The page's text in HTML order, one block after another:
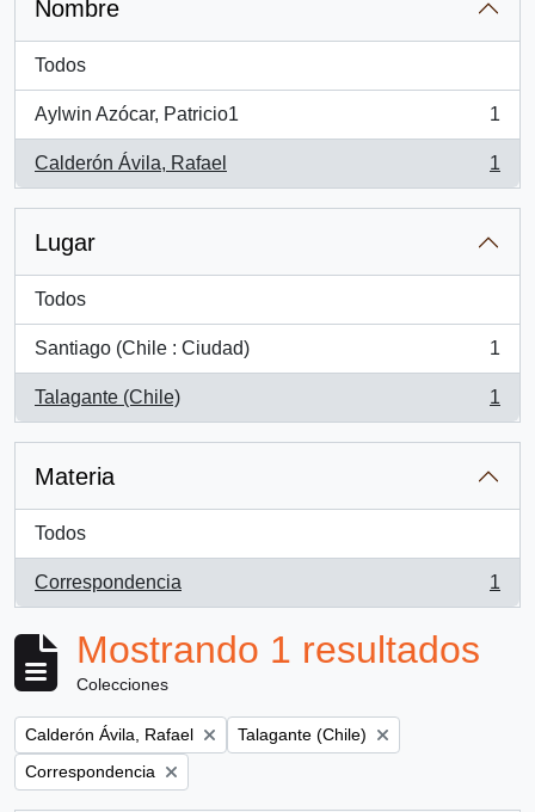
Nombre
Todos
Aylwin Azócar, Patricio1
, 1 resultados
1
Calderón Ávila, Rafael
, 1 resultados
1
Lugar
Todos
Santiago (Chile : Ciudad)
, 1 resultados
1
Talagante (Chile)
, 1 resultados
1
Materia
Todos
Correspondencia
, 1 resultados
1
Mostrando 1 resultados
Colecciones
Remove filter:
Calderón Ávila, Rafael Remove filter:
Talagante (Chile)
Remove filter:
Correspondencia